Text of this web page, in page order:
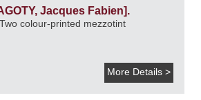
Jacques Fabien].
colour-printed mezzotint
More Details >